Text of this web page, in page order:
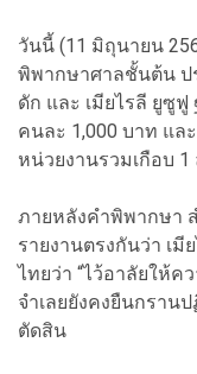
วันนี้ (11 มิถุนายน
พิพากษาศาลชั้นต้น ป
ดัก และ เมียไรลี ยูซู
คนละ 1,000 บาท แล
หน่วยงานรวมเกือบ 1
ภายหลังคำพิพากษา
รายงานตรงกันว่า เมี
ไทยว่า “ไว้อาลัยให้ค
จำเลยยังคงยืนกราน
ตัดสิน